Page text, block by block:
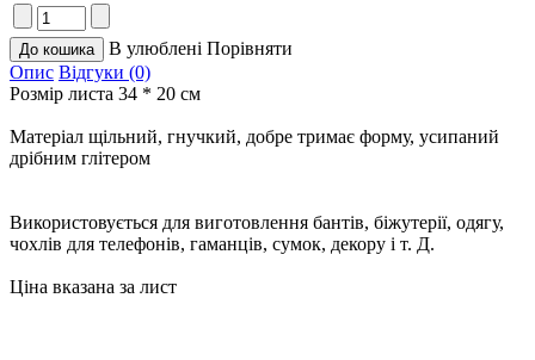
В улюблені Порівняти
Опис Відгуки (0)
Розмір листа 34 * 20 см
Матеріал щільний, гнучкий, добре тримає форму, усипаний
дрібним глітером
Використовується для виготовлення бантів, біжутерії, одягу,
чохлів для телефонів, гаманців, сумок, декору і т. Д.
Ціна вказана за лист